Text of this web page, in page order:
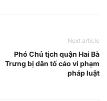
Next article
Phó Chủ tịch quận Hai Bà
Trưng bị dân tố cáo vi phạm
pháp luật